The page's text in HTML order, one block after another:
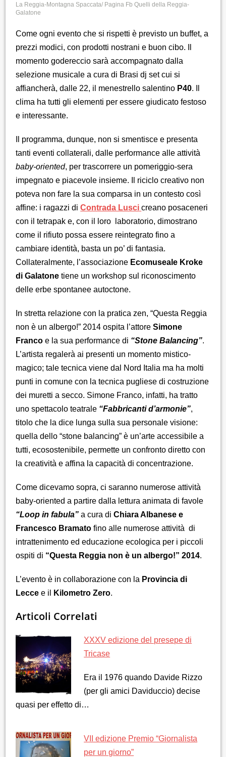
La Reggia-Montagna Spaccata/ Pagina Fb Quelli della Reggia-
Galatone
Come ogni evento che si rispetti è previsto un buffet, a
prezzi modici, con prodotti nostrani e buon cibo. Il
momento godereccio sarà accompagnato dalla
selezione musicale a cura di Brasi dj set cui si
affiancherà, dalle 22, il menestrello salentino P40. Il
clima ha tutti gli elementi per essere giudicato festoso
e interessante.
Il programma, dunque, non si smentisce e presenta
tanti eventi collaterali, dalle performance alle attività
baby-oriented, per trascorrere un pomeriggio-sera
impegnato e piacevole insieme. Il riciclo creativo non
poteva non fare la sua comparsa in un contesto così
affine: i ragazzi diContrada Lusci creano posaceneri
con il tetrapak e, con il loro laboratorio, dimostrano
come il rifiuto possa essere reintegrato fino a
cambiare identità, basta un po’ di fantasia.
Collateralmente, l’associazione Ecomuseale Kroke
di Galatone tiene un workshop sul riconoscimento
delle erbe spontanee autoctone.
In stretta relazione con la pratica zen, “Questa Reggia
non è un albergo!” 2014 ospita l’attoreSimone
Franco e la sua performance di “Stone Balancing”.
L’artista regalerà ai presenti un momento mistico-
magico; tale tecnica viene dal Nord Italia ma ha molti
punti in comune con la tecnica pugliese di costruzione
dei muretti a secco. Simone Franco, infatti, ha tratto
uno spettacolo teatrale “Fabbricanti d’armonie”,
titolo che la dice lunga sulla sua personale visione:
quella dello “stone balancing” è un’arte accessibile a
tutti, ecosostenibile, permette un confronto diretto con
la creatività e affina la capacità di concentrazione.
Come dicevamo sopra, ci saranno numerose attività
baby-oriented a partire dalla lettura animata di favole
“Loop in fabula” a cura diChiara Albanese e
Francesco Bramato fino alle numerose attività di
intrattenimento ed educazione ecologica per i piccoli
ospiti di “Questa Reggia non è un albergo!” 2014.
L’evento è in collaborazione con la Provincia di
Lecce e il Kilometro Zero.
Articoli Correlati
XXXV edizione del presepe di
Tricase
Era il 1976 quando Davide Rizzo
(per gli amici Daviduccio) decise
quasi per effetto di…
VII edizione Premio “Giornalista
per un giorno”